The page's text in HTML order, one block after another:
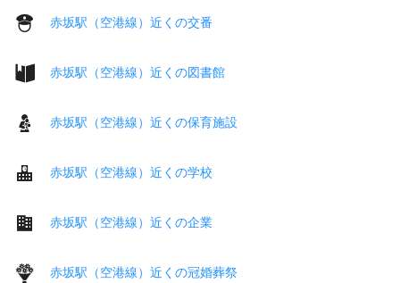
赤坂駅（空港線）近くの交番
赤坂駅（空港線）近くの図書館
赤坂駅（空港線）近くの保育施設
赤坂駅（空港線）近くの学校
赤坂駅（空港線）近くの企業
赤坂駅（空港線）近くの冠婚葬祭